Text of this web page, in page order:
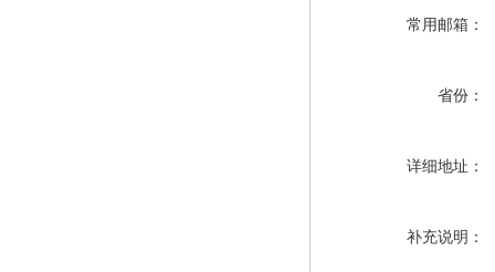
常用邮箱：
省份：
详细地址：
补充说明：